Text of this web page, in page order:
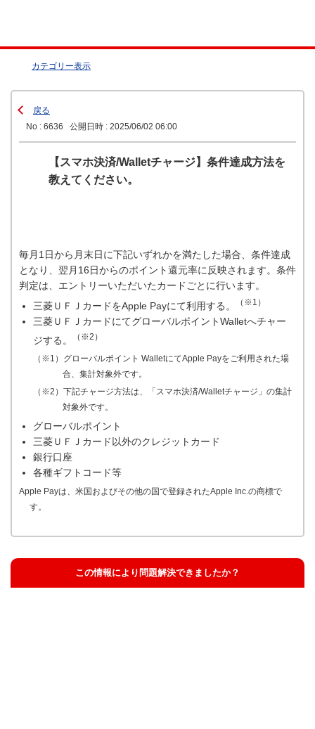
カテゴリー表示
戻る
No : 6636
公開日時 : 2025/06/02 06:00
【スマホ決済/Walletチャージ】条件達成方法を
教えてください。
毎月1日から月末日に下記いずれかを満たした場合、条件達成
となり、翌月16日からのポイント還元率に反映されます。条件
判定は、エントリーいただいたカードごとに行います。
三菱ＵＦＪカードをApple Payにて利用する。
（※1）
三菱ＵＦＪカードにてグローバルポイントWalletへチャー
ジする。
（※2）
（※1）グローバルポイント WalletにてApple Payをご利用された場
合、集計対象外です。
（※2）下記チャージ方法は、「スマホ決済/Walletチャージ」の集計
対象外です。
グローバルポイント
三菱ＵＦＪカード以外のクレジットカード
銀行口座
各種ギフトコード等
Apple Payは、米国およびその他の国で登録されたApple Inc.の商標で
す。
この情報により問題解決できましたか？